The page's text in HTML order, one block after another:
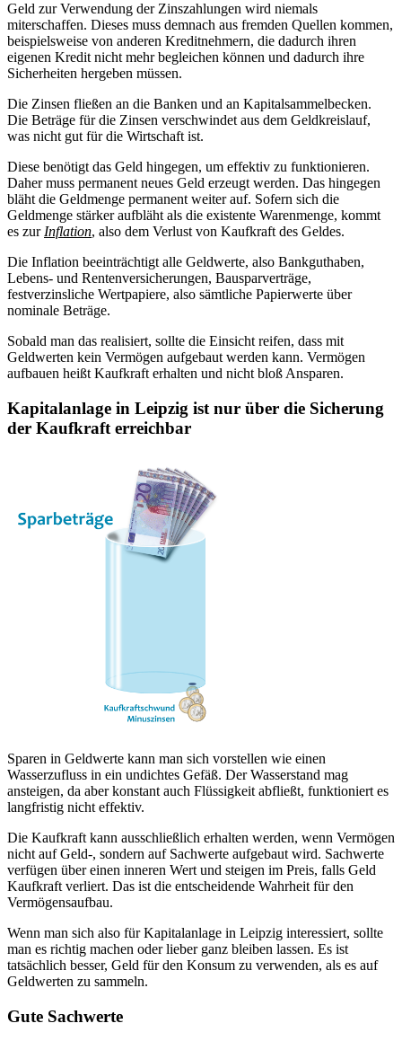
Geld zur Verwendung der Zinszahlungen wird niemals
miterschaffen. Dieses muss demnach aus fremden Quellen kommen,
beispielsweise von anderen Kreditnehmern, die dadurch ihren
eigenen Kredit nicht mehr begleichen können und dadurch ihre
Sicherheiten hergeben müssen.
Die Zinsen fließen an die Banken und an Kapitalsammelbecken.
Die Beträge für die Zinsen verschwindet aus dem Geldkreislauf,
was nicht gut für die Wirtschaft ist.
Diese benötigt das Geld hingegen, um effektiv zu funktionieren.
Daher muss permanent neues Geld erzeugt werden. Das hingegen
bläht die Geldmenge permanent weiter auf. Sofern sich die
Geldmenge stärker aufbläht als die existente Warenmenge, kommt
es zur Inflation, also dem Verlust von Kaufkraft des Geldes.
Die Inflation beeinträchtigt alle Geldwerte, also Bankguthaben,
Lebens- und Rentenversicherungen, Bausparverträge,
festverzinsliche Wertpapiere, also sämtliche Papierwerte über
nominale Beträge.
Sobald man das realisiert, sollte die Einsicht reifen, dass mit
Geldwerten kein Vermögen aufgebaut werden kann. Vermögen
aufbauen heißt Kaufkraft erhalten und nicht bloß Ansparen.
Kapitalanlage in Leipzig ist nur über die Sicherung
der Kaufkraft erreichbar
Sparen in Geldwerte kann man sich vorstellen wie einen
Wasserzufluss in ein undichtes Gefäß. Der Wasserstand mag
ansteigen, da aber konstant auch Flüssigkeit abfließt, funktioniert es
langfristig nicht effektiv.
Die Kaufkraft kann ausschließlich erhalten werden, wenn Vermögen
nicht auf Geld-, sondern auf Sachwerte aufgebaut wird. Sachwerte
verfügen über einen inneren Wert und steigen im Preis, falls Geld
Kaufkraft verliert. Das ist die entscheidende Wahrheit für den
Vermögensaufbau.
Wenn man sich also für Kapitalanlage in Leipzig interessiert, sollte
man es richtig machen oder lieber ganz bleiben lassen. Es ist
tatsächlich besser, Geld für den Konsum zu verwenden, als es auf
Geldwerten zu sammeln.
Gute Sachwerte